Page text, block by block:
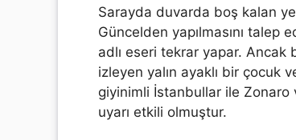
Sarayda duvarda boş kalan
Güncelden yapılmasını talep
adlı eseri tekrar yapar. Ancak
izleyen yalın ayaklı bir çocuk
giyinimli İstanbullar ile Zonaro
uyarı etkili olmuştur.